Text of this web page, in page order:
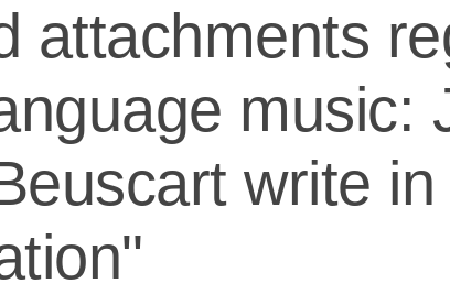
attachments
music:
write